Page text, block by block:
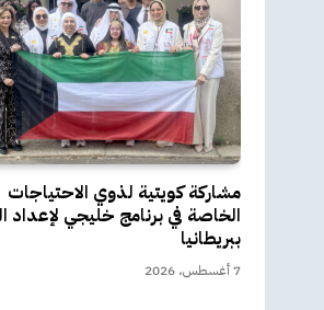
مشاركة كويتية لذوي الاحتياجات
الخاصة في برنامج خليجي لإعداد
ببريطانيا
7 أغسطس، 2026